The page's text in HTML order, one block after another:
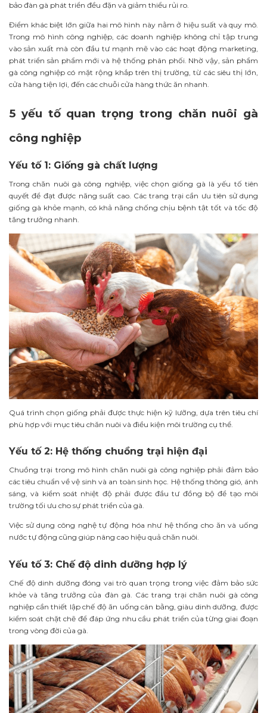
bảo đàn gà phát triển đều đặn và giảm thiểu rủi ro.
Điểm khác biệt lớn giữa hai mô hình này nằm ở hiệu suất và quy mô.
Trong mô hình công nghiệp, các doanh nghiệp không chỉ tập trung
vào sản xuất mà còn đầu tư mạnh mẽ vào các hoạt động marketing,
phát triển sản phẩm mới và hệ thống phân phối. Nhờ vậy, sản phẩm
gà công nghiệp có mặt rộng khắp trên thị trường, từ các siêu thị lớn,
cửa hàng tiện lợi, đến các chuỗi cửa hàng thức ăn nhanh.
5 yếu tố quan trọng trong chăn nuôi gà
công nghiệp
Yếu tố 1: Giống gà chất lượng
Trong chăn nuôi gà công nghiệp, việc chọn giống gà là yếu tố tiên
quyết để đạt được năng suất cao. Các trang trại cần ưu tiên sử dụng
giống gà khỏe mạnh, có khả năng chống chịu bệnh tật tốt và tốc độ
tăng trưởng nhanh.
Quá trình chọn giống phải được thực hiện kỹ lưỡng, dựa trên tiêu chí
phù hợp với mục tiêu chăn nuôi và điều kiện môi trường cụ thể.
Yếu tố 2: Hệ thống chuồng trại hiện đại
Chuồng trại trong mô hình chăn nuôi gà công nghiệp phải đảm bảo
các tiêu chuẩn về vệ sinh và an toàn sinh học. Hệ thống thông gió, ánh
sáng, và kiểm soát nhiệt độ phải được đầu tư đồng bộ để tạo môi
trường tối ưu cho sự phát triển của gà.
Việc sử dụng công nghệ tự động hóa như hệ thống cho ăn và uống
nước tự động cũng giúp nâng cao hiệu quả chăn nuôi.
Yếu tố 3: Chế độ dinh dưỡng hợp lý
Chế độ dinh dưỡng đóng vai trò quan trọng trong việc đảm bảo sức
khỏe và tăng trưởng của đàn gà. Các trang trại chăn nuôi gà công
nghiệp cần thiết lập chế độ ăn uống cân bằng, giàu dinh dưỡng, được
kiểm soát chặt chẽ để đáp ứng nhu cầu phát triển của từng giai đoạn
trong vòng đời của gà.